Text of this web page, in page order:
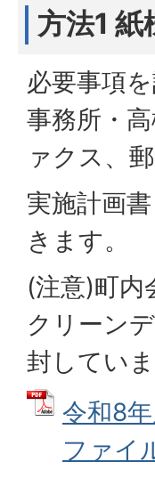
方法1 紙
必要事項
事務所・
ァクス、
実施計画
きます。
(注意)町
クリーン
封していま
令和8
ファイ